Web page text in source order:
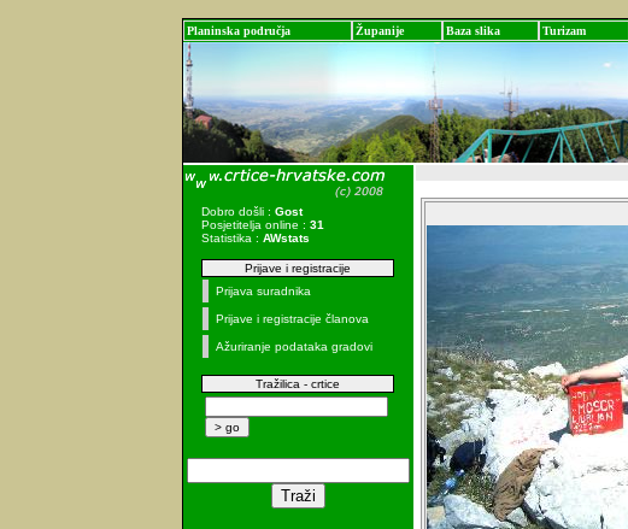
Planinska područja Županije Baza slika Turizam
Dobro došli : Gost
Posjetitelja online : 31
Statistika : AWstats
Prijave i registracije
Prijava suradnika
Prijave i registracije članova
Ažuriranje podataka gradovi
Tražilica - crtice